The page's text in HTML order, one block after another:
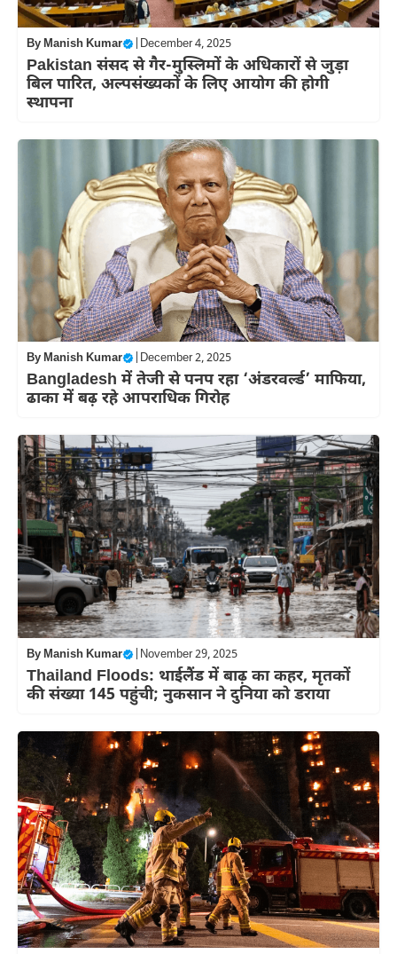
ByManish Kumar December 4, 2025
Pakistan संसद से गैर-मुस्लिमों के अधिकारों से जुड़ा
बिल पारित, अल्पसंख्यकों के लिए आयोग की होगी
स्थापना
ByManish Kumar December 2, 2025
Bangladesh में तेजी से पनप रहा ‘अंडरव‌र्ल्ड’ माफिया,
ढाका में बढ़ रहे आपराधिक गिरोह
ByManish Kumar November 29, 2025
Thailand Floods: थाईलैंड में बाढ़ का कहर, मृतकों
की संख्या 145 पहुंची; नुकसान ने दुनिया को डराया